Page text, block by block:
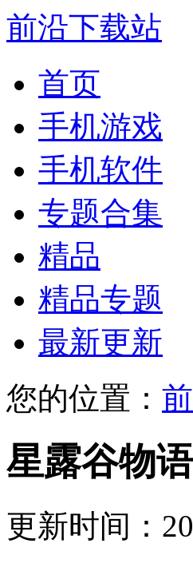
前沿下载站
首页
手机游戏
手机软件
专题合集
精品
精品专题
最新更新
您的位置：
星露谷物
更新时间：